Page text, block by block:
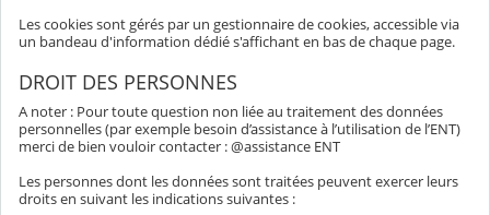
Les cookies sont gérés par un gestionnaire de cookies, accessible via
un bandeau d'information dédié s'affichant en bas de chaque page.
DROIT DES PERSONNES
A noter : Pour toute question non liée au traitement des données
personnelles (par exemple besoin d’assistance à l’utilisation de l’ENT)
merci de bien vouloir contacter : @assistance ENT
Les personnes dont les données sont traitées peuvent exercer leurs
droits en suivant les indications suivantes :